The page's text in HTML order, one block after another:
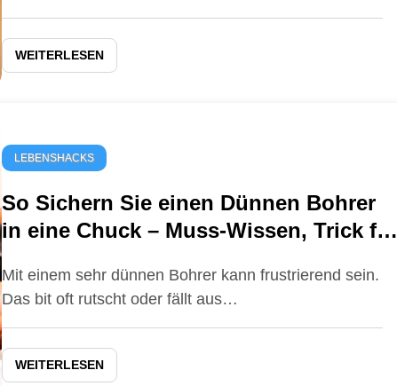
WEITERLESEN
LEBENSHACKS
So Sichern Sie einen Dünnen Bohrer
in eine Chuck – Muss-Wissen, Trick für
Jeden Heimwerker
Mit einem sehr dünnen Bohrer kann frustrierend sein.
Das bit oft rutscht oder fällt aus…
WEITERLESEN